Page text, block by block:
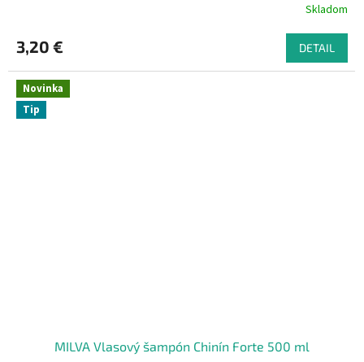
Skladom
3,20 € DETAIL
Novinka
Tip
MILVA Vlasový šampón Chinín Forte 500 ml